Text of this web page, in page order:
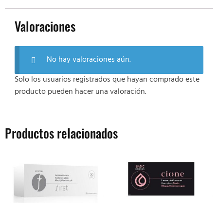
Valoraciones
No hay valoraciones aún.
Solo los usuarios registrados que hayan comprado este
producto pueden hacer una valoración.
Productos relacionados